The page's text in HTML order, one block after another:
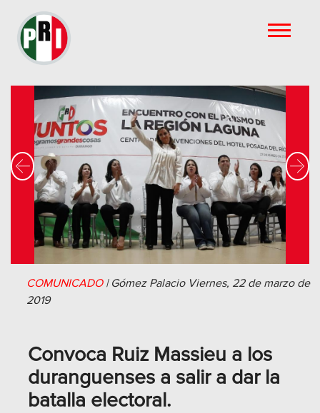
Previous Next
COMUNICADO| Gómez Palacio Viernes, 22 de marzo de
2019
Convoca Ruiz Massieu a los
duranguenses a salir a dar la
batalla electoral.